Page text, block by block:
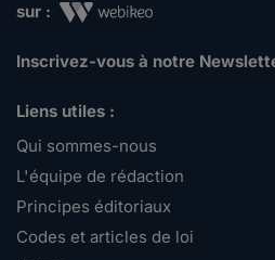
sur :
Inscrivez-vous à notre
Liens utiles :
Qui sommes-nous
L'équipe de rédaction
Principes éditoriaux
Codes et articles de loi